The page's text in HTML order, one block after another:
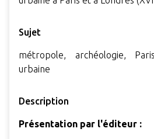
Sujet
métropole, archéologie,
urbaine
Description
Présentation par l'éditeur :